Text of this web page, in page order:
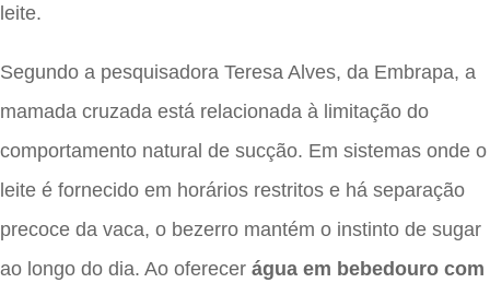
leite.
Segundo a pesquisadora Teresa Alves, da Embrapa, a
mamada cruzada está relacionada à limitação do
comportamento natural de sucção. Em sistemas onde o
leite é fornecido em horários restritos e há separação
precoce da vaca, o bezerro mantém o instinto de sugar
ao longo do dia. Ao oferecer água em bebedouro com